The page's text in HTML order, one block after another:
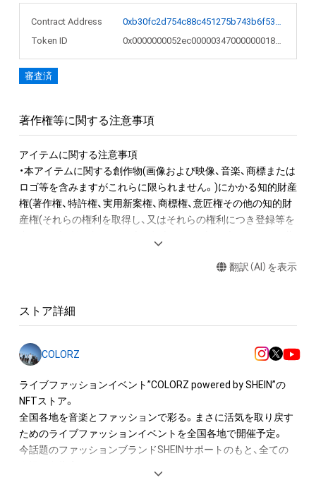
Contract Address
0xb30fc2d754c88c451275b743b6f530f19f643683
Token ID
0x0000000052ec00000347000000018545
審査済
著作権等に関する注意事項
アイテムに関する注意事項
・本アイテムに関する創作物(画像および映像、音楽、商標または
ロゴ等を含みますがこれらに限られません。)にかかる知的財産
権(著作権、特許権、実用新案権、商標権、意匠権その他の知的財
産権(それらの権利を取得し、又はそれらの権利につき登録等を
けている者によって保護されています。そのため、本アイテム
・本アイテムの著作権を有する方、著作隣接権の権利者またはそ
アイテムの保有者が有する権利」の範囲を超えた行為、知的財産
権を侵害するおそれのある行為(改変、公開、配布、逆コンパイ
ル、リバースエンジニアリングを含みますが、これに限定されま
せん。)を行うことはできません。
・本アイテムに関する創作物の利用については、公序良俗や法令
に反する利用またはその恐れのある利用など、作成者が不適切
であると判断した場合、利用をお断りさせていただきます。
翻訳（AI）を表示
ストア詳細
COLORZ
ライブファッションイベント”COLORZ powered by SHEIN”の
NFTストア。
全国各地を音楽とファッションで彩る。まさに活気を取り戻す
ためのライブファッションイベントを全国各地で開催予定。
今話題のファッションブランドSHEINサポートのもと、全ての